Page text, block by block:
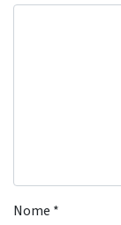
Nome *